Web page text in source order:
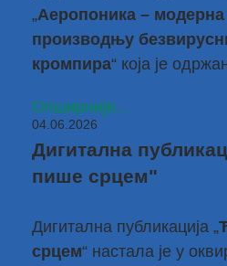
„Аеропоника – модерна
производњу
кромпира“ која је
Опширније...
04.06.2026
Дигитална
пише срцем"
Дигитална публикација „
срцем“ настала је у